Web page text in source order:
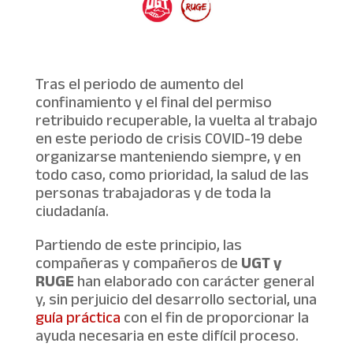
Tras el periodo de aumento del
confinamiento y el final del permiso
retribuido recuperable, la vuelta al trabajo
en este periodo de crisis COVID-19 debe
organizarse manteniendo siempre, y en
todo caso, como prioridad, la salud de las
personas trabajadoras y de toda la
ciudadanía.
Partiendo de este principio, las
compañeras y compañeros deUGT y
RUGEhan elaborado con carácter general
y, sin perjuicio del desarrollo sectorial, una
guía prácticacon el fin de proporcionar la
ayuda necesaria en este difícil proceso.